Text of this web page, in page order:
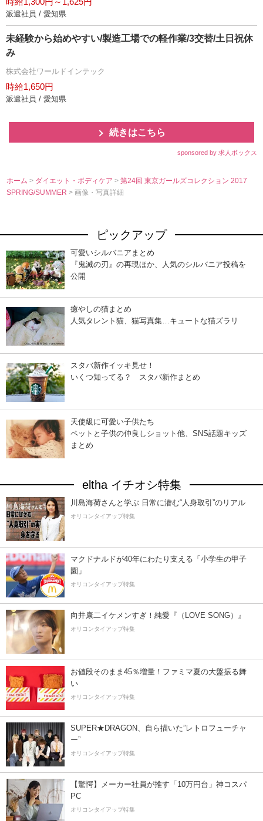
派遣社員 / 愛知県
未経験から始めやすい/製造工場での軽作業/3交替/土日祝休
み
株式会社ワールドインテック
時給1,650円
派遣社員 / 愛知県
続きはこちら
sponsored by 求人ボックス
ホーム > ダイエット・ボディケア>第24回 東京ガールズコレクション 2017
SPRING/SUMMER> 画像・写真詳細
ピックアップ
可愛いシルバニアまとめ
『鬼滅の刃』の再現ほか、人気のシルバニア投稿を
公開
癒やしの猫まとめ
人気タレント猫、猫写真集…キュートな猫ズラリ
スタバ新作イッキ見せ！
いくつ知ってる？ スタバ新作まとめ
天使級に可愛い子供たち
ペットと子供の仲良しショット他、SNS話題キッズ
まとめ
eltha イチオシ特集
川島海荷さんと学ぶ 日常に潜む“人身取引”のリアル
オリコンタイアップ特集
マクドナルドが40年にわたり支える「小学生の甲子
園」
オリコンタイアップ特集
向井康二イケメンすぎ！純愛『（LOVE SONG）』
オリコンタイアップ特集
お値段そのまま45％増量！ファミマ夏の大盤振る舞
い
オリコンタイアップ特集
SUPER★DRAGON、自ら描いた”レトロフューチャ
ー”
オリコンタイアップ特集
【驚愕】メーカー社員が推す「10万円台」神コスパ
PC
オリコンタイアップ特集